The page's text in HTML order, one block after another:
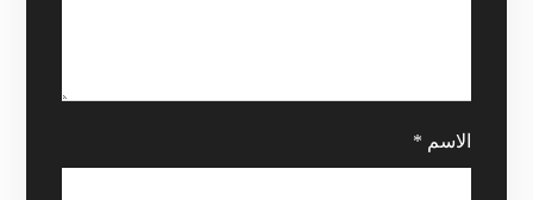
الاسم *